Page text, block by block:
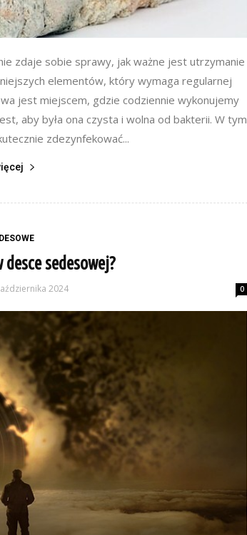
zdaje sobie sprawy, jak ważne jest utrzymanie
elementów, który wymaga regularnej
jest miejscem, gdzie codziennie wykonujemy
aby była ona czysta i wolna od bakterii. W tym
zdezynfekować...
sedesowej?
2024 0